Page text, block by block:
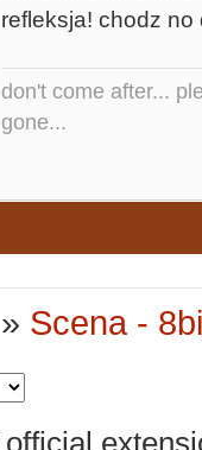
refleksja! chodz
don't come after...
gone...
» Scena -
official